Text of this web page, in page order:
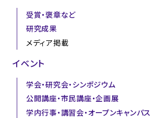
受賞・褒章など
研究成果
メディア掲載
イベント
学会・研究会・シンポジウム
公開講座・市民講座・企画展
学内行事・講習会・オープンキャンパス